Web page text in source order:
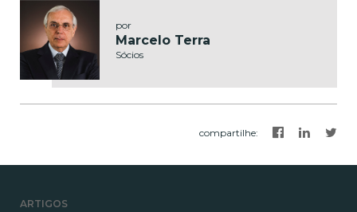
por
Marcelo Terra
Sócios
compartilhe:
ARTIGOS